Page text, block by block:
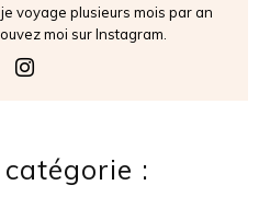
voyage plusieurs mois par an
moi sur Instagram.
: